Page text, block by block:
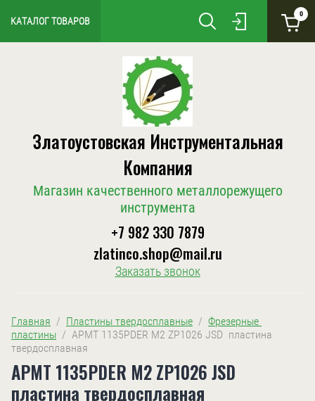
КАТАЛОГ ТОВАРОВ
0
Златоустовская Инструментальная
Компания
Магазин качественного металлорежущего
инструмента
+7 982 330 7879
zlatinco.shop@mail.ru
Заказать звонок
Главная
  /
Пластины твердосплавные
  /
Фрезерные
пластины
  /  APMT 1135PDER M2 ZP1026 JSD  пластина
твердосплавная
APMT 1135PDER M2 ZP1026 JSD
пластина твердосплавная